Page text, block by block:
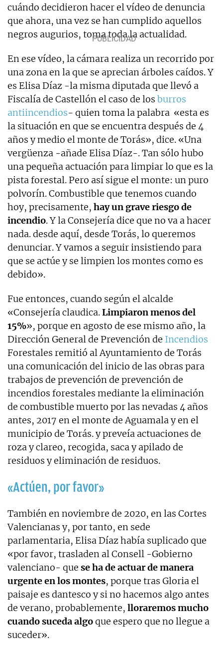
cuándo decidieron hacer el vídeo de denuncia
que ahora, una vez se han cumplido aquellos
negros augurios, toma toda la actualidad.
En ese vídeo, la cámara realiza un recorrido por
una zona en la que se aprecian árboles caídos. Y
es Elisa Díaz -la misma diputada que llevó a
Fiscalía de Castellón el caso de los burros
antiincendios- quien toma la palabra «esta es
la situación en que se encuentra después de 4
años y medio el monte de Torás», dice. «Una
vergüenza -añade Elisa Díaz-. Tan sólo hubo
una pequeña actuación para limpiar lo que es la
pista forestal. Pero así sigue el monte: un puro
polvorín. Combustible que tenemos cuando
hoy, precisamente, hay un grave riesgo de
incendio. Y la Consejería dice que no va a hacer
nada. desde aquí, desde Torás, lo queremos
denunciar. Y vamos a seguir insistiendo para
que se actúe y se limpien los montes como es
debido».
Fue entonces, cuando según el alcalde
«Consejería claudica.Limpiaron menos del
15%», porque en agosto de ese mismo año, la
Dirección General de Prevención de Incendios
Forestales remitió al Ayuntamiento de Torás
una comunicación del inicio de las obras para
trabajos de prevención de prevención de
incendios forestales mediante la eliminación
de combustible muerto por las nevadas 4 años
antes, 2017 en el monte de Aguamala y en el
municipio de Torás. y preveía actuaciones de
roza y clareo, recogida, saca y apilado de
residuos y eliminación de residuos.
«Actúen, por favor»
También en noviembre de 2020, en las Cortes
Valencianas y, por tanto, en sede
parlamentaria, Elisa Díaz había suplicado que
«por favor, trasladen al Consell -Gobierno
valenciano- que se ha de actuar de manera
urgente en los montes, porque tras Gloria el
paisaje es dantesco y si no hacemos algo antes
de verano, probablemente, lloraremos mucho
cuando suceda algoque espero que no llegue a
suceder».